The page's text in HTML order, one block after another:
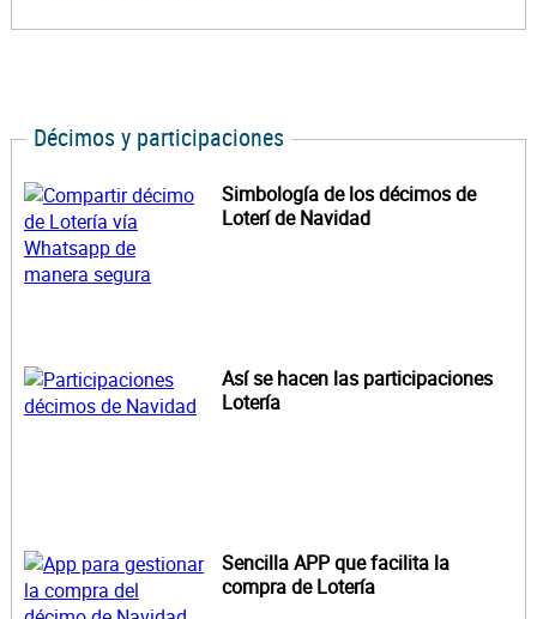
Décimos y participaciones
Simbología de los décimos de
Loterí de Navidad
Así se hacen las participaciones
Lotería
Sencilla APP que facilita la
compra de Lotería